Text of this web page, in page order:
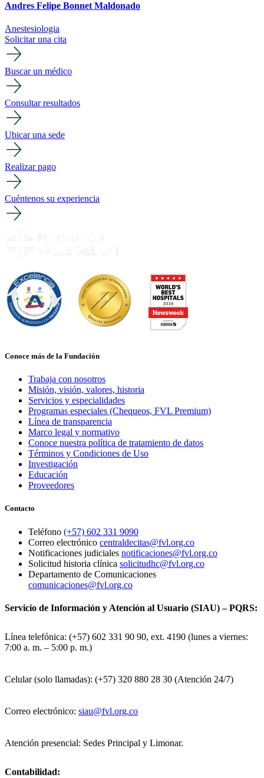
Andres Felipe Bonnet Maldonado
Anestesiologia
Solicitar una cita
Buscar un médico
Consultar resultados
Ubicar una sede
Realizar pago
Cuéntenos su experiencia
Conoce más de la Fundación
Trabaja con nosotros
Misión, visión, valores, historia
Servicios y especialidades
Programas especiales (Chequeos, FVL Premium)
Línea de transparencia
Marco legal y normativo
Conoce nuestra política de tratamiento de datos
Términos y Condiciones de Uso
Investigación
Educación
Proveedores
Contacto
Teléfono (+57) 602 331 9090
Correo electrónico centraldecitas@fvl.org.co
Notificaciones judiciales notificaciones@fvl.org.co
Solicitud historia clínica solicitudhc@fvl.org.co
Departamento de Comunicaciones
comunicaciones@fvl.org.co
Servicio de Información y Atención al Usuario (SIAU) – PQRS:
Línea telefónica: (+57) 602 331 90 90, ext. 4190 (lunes a viernes:
7:00 a. m. – 5:00 p. m.)
Celular (solo llamadas): (+57) 320 880 28 30 (Atención 24/7)
Correo electrónico: siau@fvl.org.co
Atención presencial: Sedes Principal y Limonar.
Contabilidad: